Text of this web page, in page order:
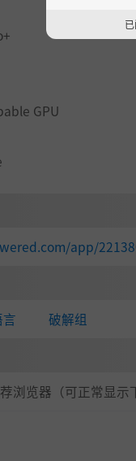
GPU
app/
破解组
浏览器（可正常显示